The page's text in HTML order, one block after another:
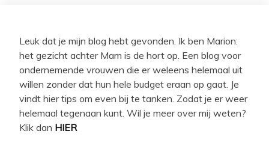
Leuk dat je mijn blog hebt gevonden. Ik ben Marion:
het gezicht achter Mam is de hort op. Een blog voor
ondernemende vrouwen die er weleens helemaal uit
willen zonder dat hun hele budget eraan op gaat. Je
vindt hier tips om even bij te tanken. Zodat je er weer
helemaal tegenaan kunt. Wil je meer over mij weten?
Klik dan HIER